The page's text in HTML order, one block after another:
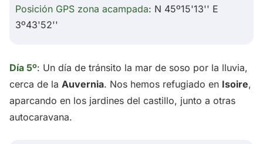
Posición GPS zona acampada: N 45º15'13'' E
3º43'52''
Día 5º: Un día de tránsito la mar de soso por la lluvia,
cerca de la Auvernia. Nos hemos refugiado en Isoire,
aparcando en los jardines del castillo, junto a otras
autocaravana.